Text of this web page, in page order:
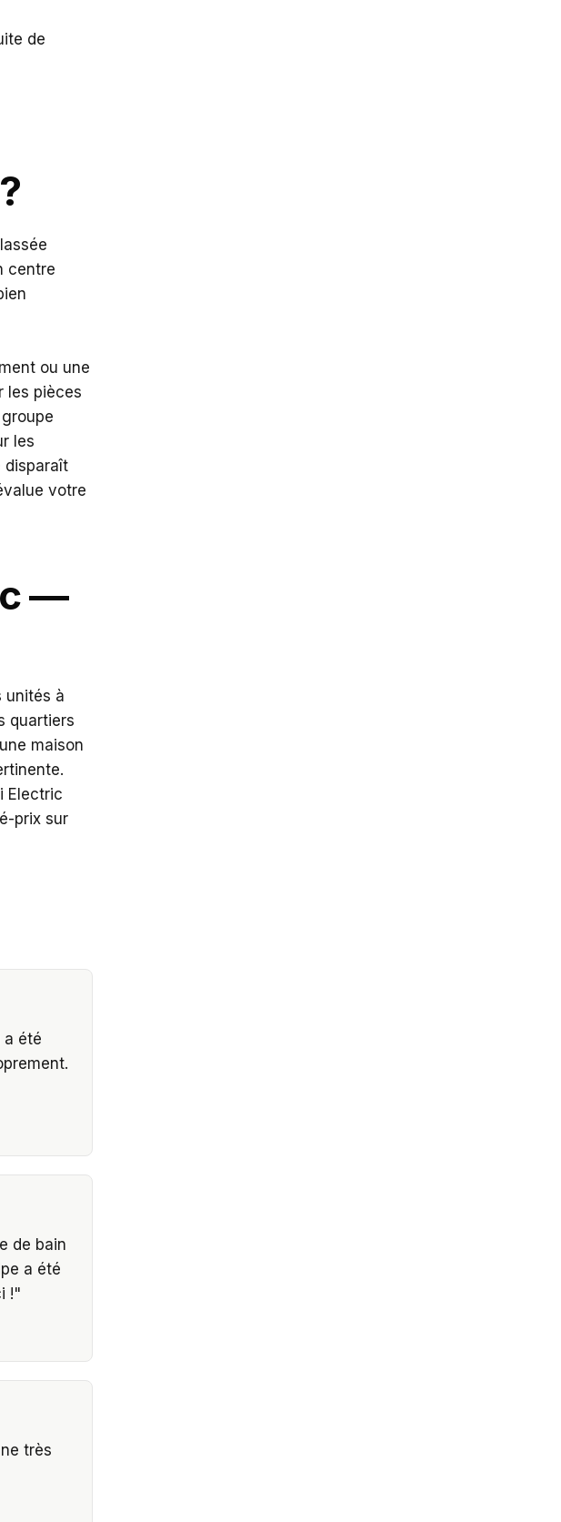
de
centre
ou une
les pièces
les
disparaît
votre
—
unités à
quartiers
maison
Electric
prix sur
a été
de bain
a été
!"
très